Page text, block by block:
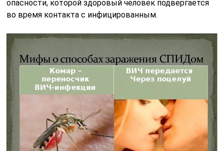
опасности, которой здоровый человек подвергается
во время контакта с инфицированным.